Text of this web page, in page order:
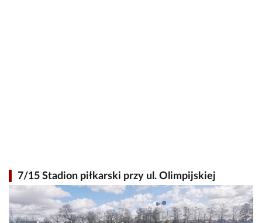
7/15 Stadion piłkarski przy ul. Olimpijskiej